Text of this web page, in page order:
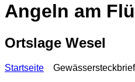
Angeln am
Ortslage Wesel
Startseite